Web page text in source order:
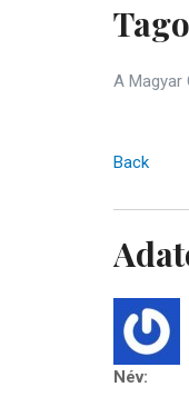
A Magyar
Back
Név: